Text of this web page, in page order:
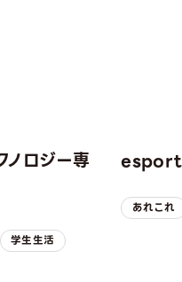
ノロジー専
学生生活
あれこれ